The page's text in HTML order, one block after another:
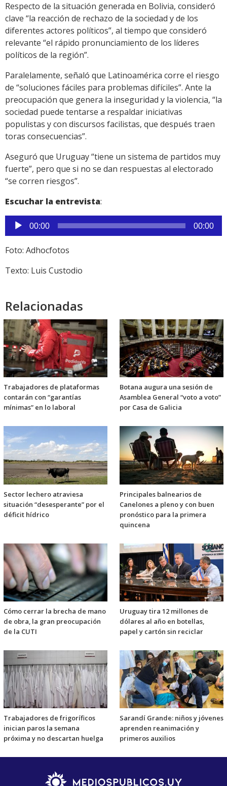
Respecto de la situación generada en Bolivia, consideró
clave “la reacción de rechazo de la sociedad y de los
diferentes actores políticos”, al tiempo que consideró
relevante “el rápido pronunciamiento de los líderes
políticos de la región”.
Paralelamente, señaló que Latinoamérica corre el riesgo
de “soluciones fáciles para problemas difíciles”. Ante la
preocupación que genera la inseguridad y la violencia, “la
sociedad puede tentarse a respaldar iniciativas
populistas y con discursos facilistas, que después traen
toras consecuencias”.
Aseguró que Uruguay “tiene un sistema de partidos muy
fuerte”, pero que si no se dan respuestas al electorado
“se corren riesgos”.
Escuchar la entrevista:
Reproductor
de
audio
00:00 00:00
Foto: Adhocfotos
Texto: Luis Custodio
Relacionadas
Trabajadores de plataformas
contarán con “garantías
mínimas” en lo laboral
Botana augura una sesión de
Asamblea General “voto a voto”
por Casa de Galicia
Sector lechero atraviesa
situación “desesperante” por el
déficit hídrico
Principales balnearios de
Canelones a pleno y con buen
pronóstico para la primera
quincena
Cómo cerrar la brecha de mano
de obra, la gran preocupación
de la CUTI
Uruguay tira 12 millones de
dólares al año en botellas,
papel y cartón sin reciclar
Trabajadores de frigoríficos
inician paros la semana
próxima y no descartan huelga
Sarandí Grande: niños y jóvenes
aprenden reanimación y
primeros auxilios